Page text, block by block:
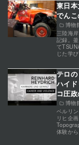
博物
東日
でん
三陸海
記録。
て
じた学
博物
テロ
ハイ
コ圧
ベルリ
リヒ企
体験か